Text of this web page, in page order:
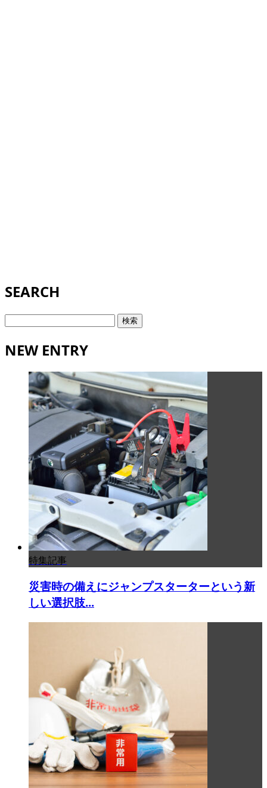
SEARCH
検
NEW ENTRY
特集記事
災害時の備えにジャンプスターターという新
しい選択肢...